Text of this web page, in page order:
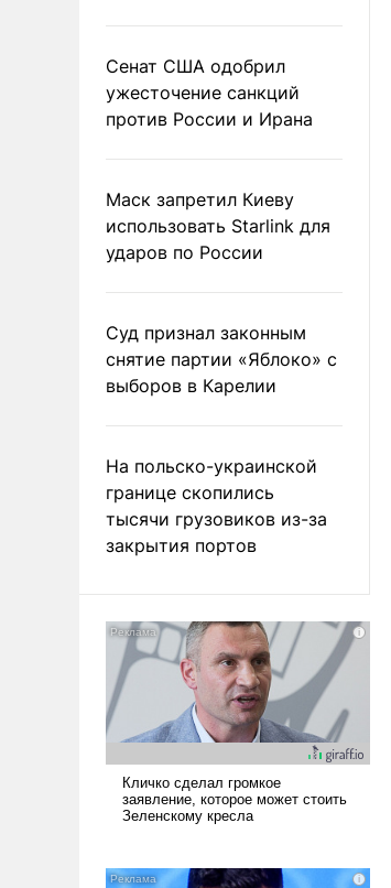
Сенат США одобрил
ужесточение санкций
против России и Ирана
Маск запретил Киеву
использовать Starlink для
ударов по России
Суд признал законным
снятие партии «Яблоко» с
выборов в Карелии
На польско-украинской
границе скопились
тысячи грузовиков из-за
закрытия портов